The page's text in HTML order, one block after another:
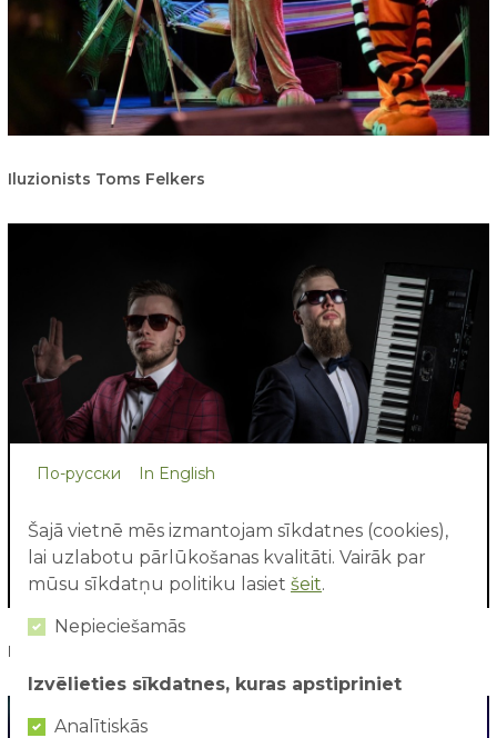
Iluzionists Toms Felkers
Bērnu vokālā studija "Spāre"
По-русски In English
Šajā vietnē mēs izmantojam sīkdatnes (cookies),
lai uzlabotu pārlūkošanas kvalitāti. Vairāk par
mūsu sīkdatņu politiku lasiet šeit.
Nepieciešamās
Izvēlieties sīkdatnes, kuras apstipriniet
Analītiskās